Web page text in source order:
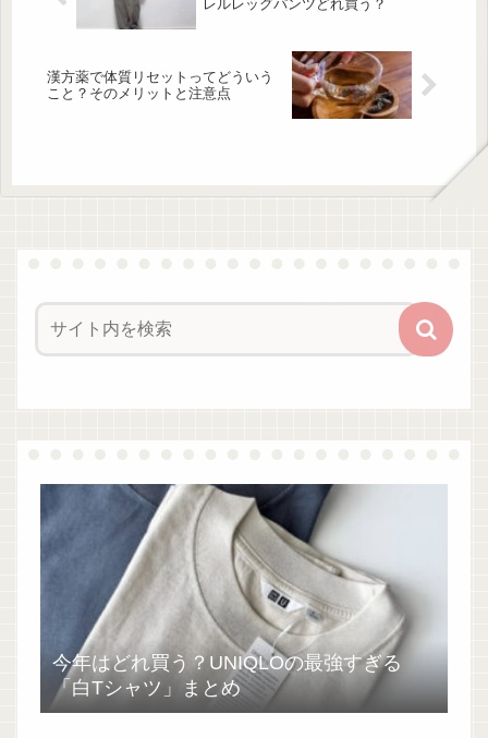
詳しくご紹介します。たんぱく質ブー
レルレッグパンツどれ買う？
漢方薬で体質リセットってどういう
こと？そのメリットと注意点
今年はどれ買う？UNIQLOの最強すぎる
「白Tシャツ」まとめ